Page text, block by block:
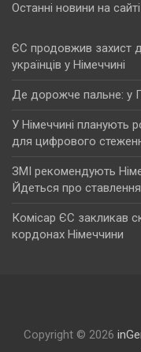
Останні новини на
ЄС продовжив захист
українців у Німеччині
Де дорожче пальне: у
У Німеччині планують
для цифрового
ЗМІ рекомендують
Йдеться про ставлення
Комісар ЄС закликав
кордонах Німеччини
Copyright © 2026